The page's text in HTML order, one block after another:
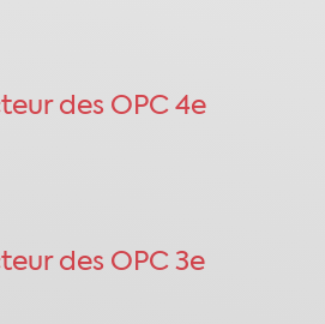
des OPC 4e
des OPC 3e